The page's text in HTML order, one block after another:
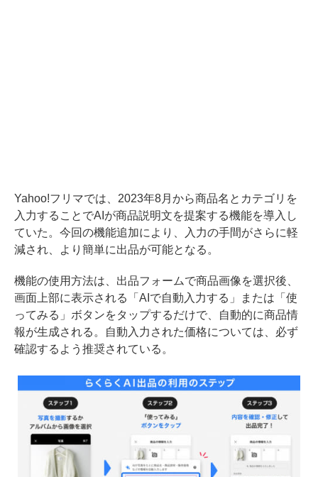
Yahoo!フリマでは、2023年8月から商品名とカテゴリを
入力することでAIが商品説明文を提案する機能を導入し
ていた。今回の機能追加により、入力の手間がさらに軽
減され、より簡単に出品が可能となる。
機能の使用方法は、出品フォームで商品画像を選択後、
画面上部に表示される「AIで自動入力する」または「使
ってみる」ボタンをタップするだけで、自動的に商品情
報が生成される。自動入力された価格については、必ず
確認するよう推奨されている。